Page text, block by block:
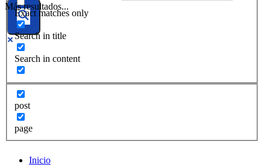
Más resultados...
Exact matches only
Search in title
Search in content
post
page
Inicio